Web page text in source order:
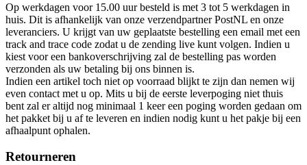
Op werkdagen voor 15.00 uur besteld is met 3 tot 5 werkdagen in
huis. Dit is afhankelijk van onze verzendpartner PostNL en onze
leveranciers. U krijgt van uw geplaatste bestelling een email met een
track and trace code zodat u de zending live kunt volgen. Indien u
kiest voor een bankoverschrijving zal de bestelling pas worden
verzonden als uw betaling bij ons binnen is.
Indien een artikel toch niet op voorraad blijkt te zijn dan nemen wij
even contact met u op. Mits u bij de eerste leverpoging niet thuis
bent zal er altijd nog minimaal 1 keer een poging worden gedaan om
het pakket bij u af te leveren en indien nodig kunt u het pakje bij een
afhaalpunt ophalen.
Retourneren